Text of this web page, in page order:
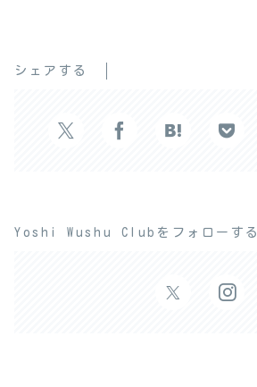
シェアする
Yoshi Wushu Clubをフォローする